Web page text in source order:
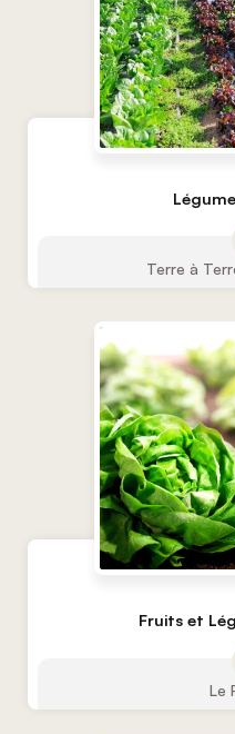
Terre à
Fruits et
Le